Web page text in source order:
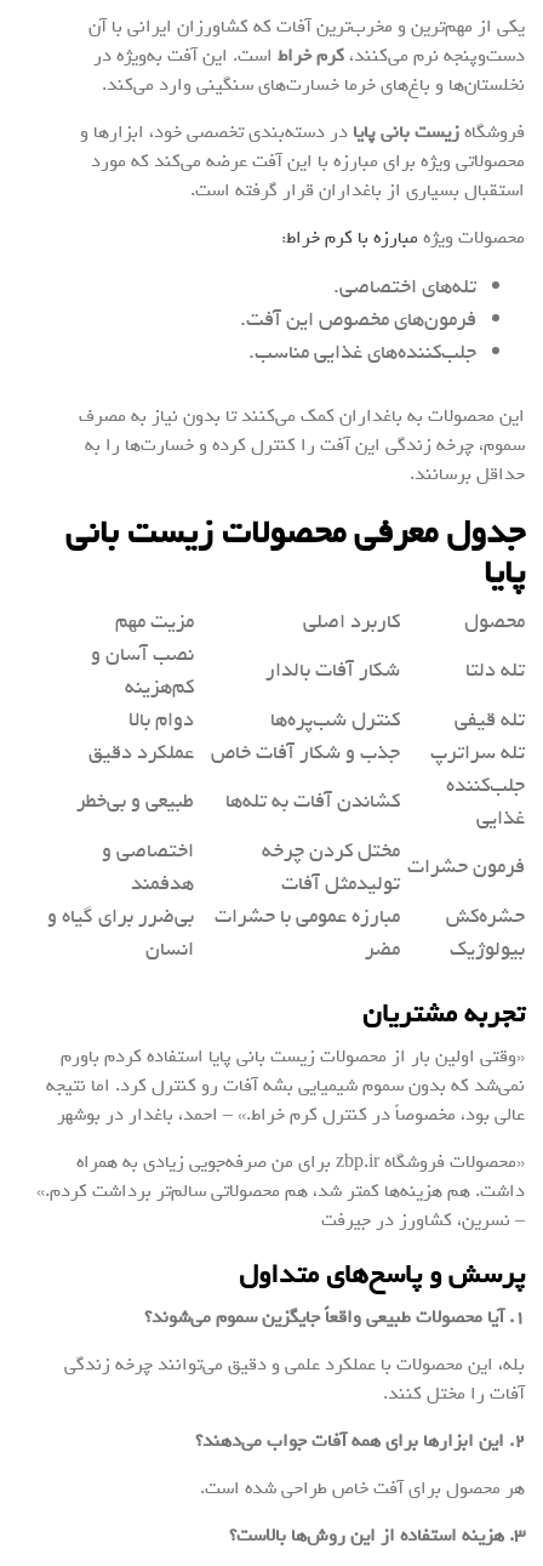
یکی از مهم‌ترین و مخرب‌ترین آفات که کشاورزان ایرانی با آن
دست‌وپنجه نرم می‌کنند، کرم خراط است. این آفت به‌ویژه در
نخلستان‌ها و باغ‌های خرما خسارت‌های سنگینی وارد می‌کند.
فروشگاهزیست بانی پایا در دسته‌بندی تخصصی خود، ابزارها و
محصولاتی ویژه برای مبارزه با این آفت عرضه می‌کند که مورد
استقبال بسیاری از باغداران قرار گرفته است.
محصولات ویژه مبارزه با کرم خراط:
تله‌های اختصاصی.
فرمون‌های مخصوص این آفت.
جلب‌کننده‌های غذایی مناسب.
این محصولات به باغداران کمک می‌کنند تا بدون نیاز به مصرف
سموم، چرخه زندگی این آفت را کنترل کرده و خسارت‌ها را به
حداقل برسانند.
جدول معرفی محصولات زیست بانی
پایا
محصول کاربرد اصلی
مزیت مهم
تله دلتا
شکار آفات بالدار
نصب آسان و
کم‌هزینه
تله قیفی
کنترل شب‌پره‌ها
دوام بالا
تله سراترپ
جذب و شکار آفات خاص عملکرد دقیق
جلب‌کننده
غذایی
کشاندن آفات به تله‌ها
طبیعی و بی‌خطر
فرمون حشرات مختل کردن چرخه
تولیدمثل آفات
اختصاصی و
هدفمند
حشره‌کش
بیولوژیک
مبارزه عمومی با حشرات
مضر
بی‌ضرر برای گیاه و
انسان
تجربه مشتریان
«وقتی اولین بار از محصولات زیست بانی پایا استفاده کردم باورم
نمی‌شد که بدون سموم شیمیایی بشه آفات رو کنترل کرد. اما نتیجه
عالی بود، مخصوصاً در کنترل کرم خراط.» – احمد، باغدار در بوشهر
«محصولات فروشگاه zbp.ir برای من صرفه‌جویی زیادی به همراه
داشت. هم هزینه‌ها کمتر شد، هم محصولاتی سالم‌تر برداشت کردم.»
– نسرین، کشاورز در جیرفت
پرسش و پاسخ‌های متداول
۱. آیا محصولات طبیعی واقعاً جایگزین سموم می‌شوند؟
بله، این محصولات با عملکرد علمی و دقیق می‌توانند چرخه زندگی
آفات را مختل کنند.
۲. این ابزارها برای همه آفات جواب می‌دهند؟
هر محصول برای آفت خاص طراحی شده است.
۳. هزینه استفاده از این روش‌ها بالاست؟